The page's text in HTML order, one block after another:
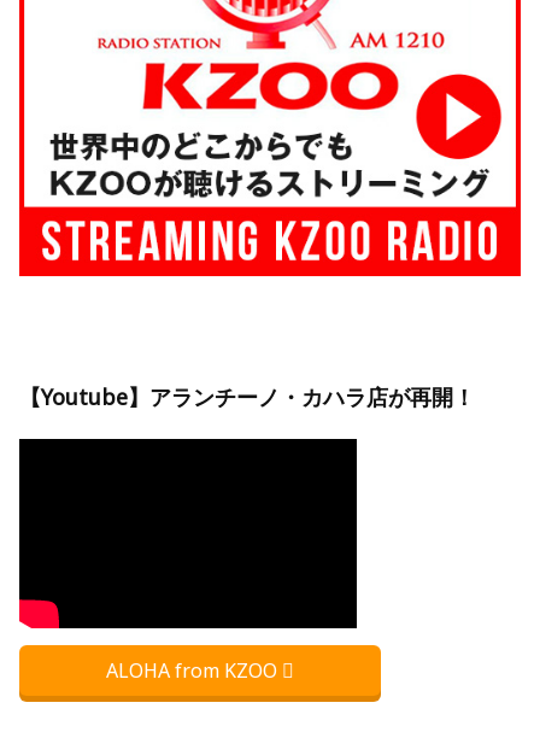
【Youtube】アランチーノ・カハラ店が再開！
ALOHA from KZOO